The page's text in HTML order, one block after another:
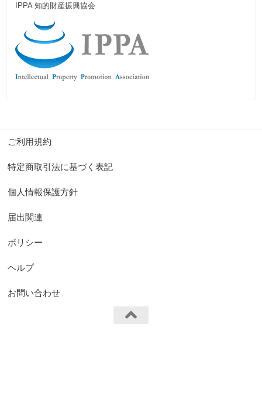
IPPA 知的財産振興協会
ご利用規約
特定商取引法に基づく表記
個人情報保護方針
届出関連
ポリシー
ヘルプ
お問い合わせ